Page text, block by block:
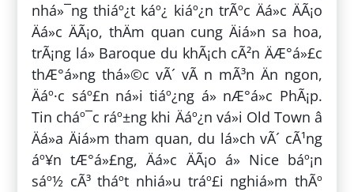
nhá»¯ng thiáº¿t káº¿ kiáº¿n trÃºc Äá»c ÄÃ¡o
Äá»c ÄÃ¡o, thÄm quan cung Äiá»n sa hoa,
trÃ¡ng lá» Baroque du khÃ¡ch cÃ²n ÄÆ°á»£c
thÆ°á»ng thá»©c vÃ´ vÃ n mÃ³n Än ngon,
Äáº·c sáº£n ná»i tiáº¿ng á» nÆ°á»c PhÃ¡p.
Tin cháº¯c ráº±ng khi Äáº¿n vá»i Old Town â
Äá»a Äiá»m tham quan, du lá»ch vÃ´ cÃ¹ng
áº¥n tÆ°á»£ng, Äá»c ÄÃ¡o á» Nice báº¡n
sáº½ cÃ³ tháº­t nhiá»u tráº£i nghiá»m thÃº